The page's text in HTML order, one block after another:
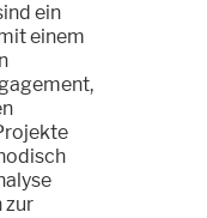
ein
einem
zur